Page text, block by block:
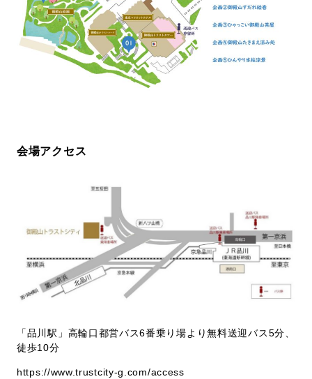
会場アクセス
「品川駅」高輪口都営バス6番乗り場より無料送迎バス5分、
徒歩10分
https://www.trustcity-g.com/access